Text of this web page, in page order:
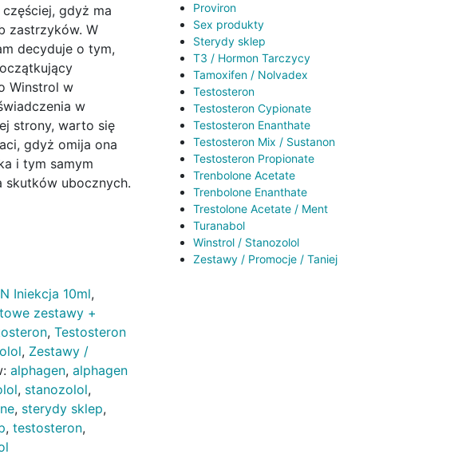
gdyż ma
zastrzyków. W
decyduje o tym,
Winstrol w
w
strony, warto się
gdyż omija ona
i tym samym
skutków ubocznych.
Iniekcja 10ml,
zestawy +
, Testosteron
, Zestawy /
alphagen, alphagen
, stanozolol,
, sterydy sklep,
, testosteron,
Proviron
Sex produkty
Sterydy sklep
T3 / Hormon Tarczycy
Tamoxifen / Nolvadex
Testosteron
Testosteron Cypionate
Testosteron Enanthate
Testosteron Mix / Sustanon
Testosteron Propionate
Trenbolone Acetate
Trenbolone Enanthate
Trestolone Acetate / Ment
Turanabol
Winstrol / Stanozolol
Zestawy / Promocje / Taniej